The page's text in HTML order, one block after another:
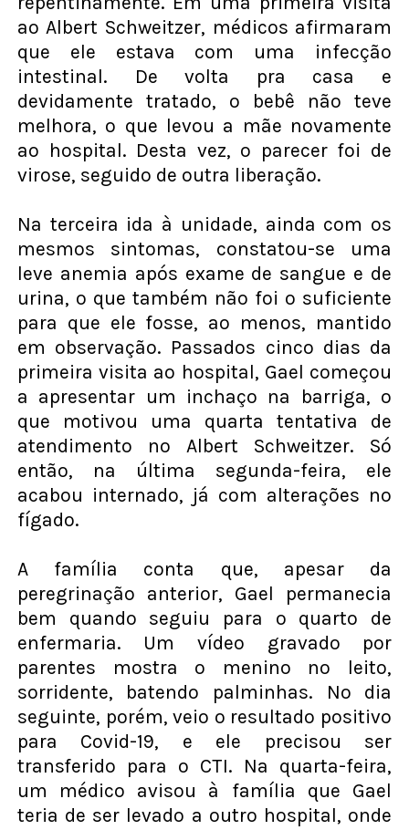
ao Albert Schweitzer, médicos afirmaram
que ele estava com uma infecção
intestinal. De volta pra casa e
devidamente tratado, o bebê não teve
melhora, o que levou a mãe novamente
ao hospital. Desta vez, o parecer foi de
virose, seguido de outra liberação.
Na terceira ida à unidade, ainda com os
mesmos sintomas, constatou-se uma
leve anemia após exame de sangue e de
urina, o que também não foi o suficiente
para que ele fosse, ao menos, mantido
em observação. Passados cinco dias da
primeira visita ao hospital, Gael começou
a apresentar um inchaço na barriga, o
que motivou uma quarta tentativa de
atendimento no Albert Schweitzer. Só
então, na última segunda-feira, ele
acabou internado, já com alterações no
fígado.
A família conta que, apesar da
peregrinação anterior, Gael permanecia
bem quando seguiu para o quarto de
enfermaria. Um vídeo gravado por
parentes mostra o menino no leito,
sorridente, batendo palminhas. No dia
seguinte, porém, veio o resultado positivo
para Covid-19, e ele precisou ser
transferido para o CTI. Na quarta-feira,
um médico avisou à família que Gael
teria de ser levado a outro hospital, onde